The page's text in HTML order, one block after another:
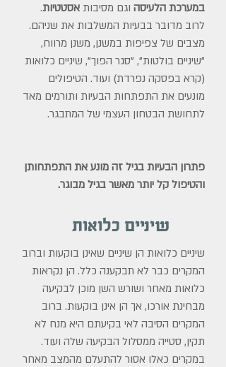
במערכת הלעיסה וגם מסיבות אסטטיות.
לרוב מדובר בבעיות המשלבות את שניהם.
מצבים של צפיפות במשנן, משנן מרווח,
"שיניים בולטות", "סגר הפוך", שיניים כלואות
(קרא בפסקה נפרדת) ועוד. הטיפולים
מונעים את התפתחות הבעיות ותורמים מאד
לתחושת הבטחון העצמי של המתבגר.
פתרון הבעיות בגיל זה מונע את התפתחותן
והטיפול קל יותר מאשר בגיל מבוגר.
שיניים כלואות
שיניים כלואות הן שיניים שאינן בוקעות וברוב
המקרים כבר לא תבקענה כלל. הן נקראות
כלואות מאחר ושורש השן מוכן לבקיעה
מבחינת אורכו, אך הן אינן בוקעות. ברוב
המקרים הסיבה לאי בקיעתם היא מנח לא
תקין, סטייה ממסלול הבקיעה שלה ועוד.
במקרים כאלו אסור להתעלם מהמצב מאחר